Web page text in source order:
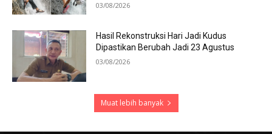
03/08/2026
Hasil Rekonstruksi Hari Jadi Kudus
Dipastikan Berubah Jadi 23 Agustus
03/08/2026
Muat lebih banyak